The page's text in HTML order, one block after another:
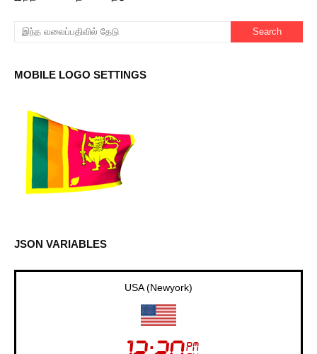
MOBILE LOGO SETTINGS
JSON VARIABLES
UK (London)